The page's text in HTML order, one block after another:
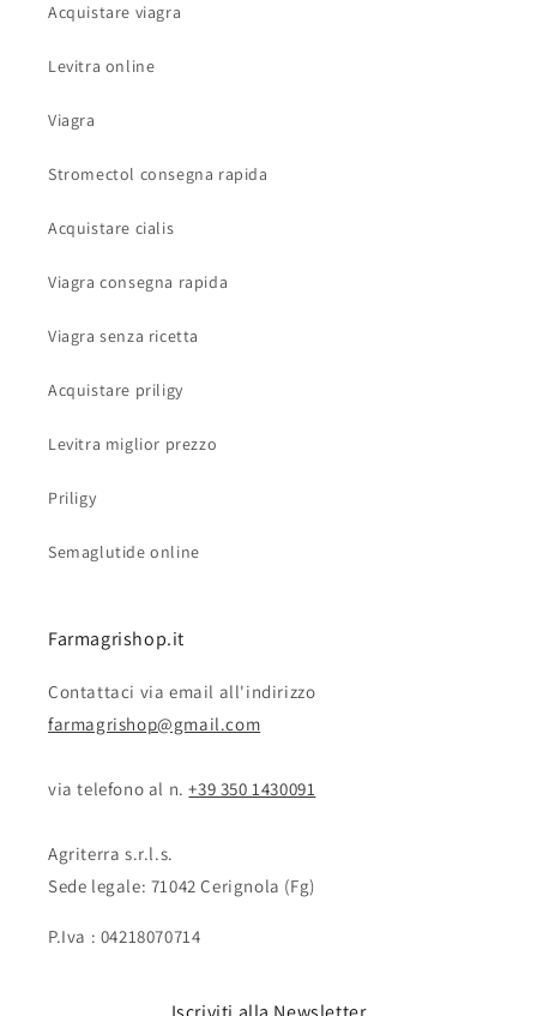
Acquistare viagra
Levitra online
Viagra
Stromectol consegna rapida
Acquistare cialis
Viagra consegna rapida
Viagra senza ricetta
Acquistare priligy
Levitra miglior prezzo
Priligy
Semaglutide online
Farmagrishop.it
Contattaci via email all'indirizzo
farmagrishop@gmail.com
via telefono al n. ‭‭+39 350 1430091
Agriterra s.r.l.s.
Sede legale: 71042 Cerignola (Fg)
P.Iva : 04218070714